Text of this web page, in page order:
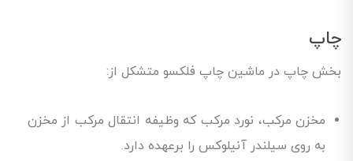
چاپ
بخش چاپ در ماشین چاپ فلکسو متشکل از:
مخزن مرکب، نورد مرکب که وظیفه انتقال مرکب از مخزن
به روی سیلندر آنیلوکس را برعهده دارد.